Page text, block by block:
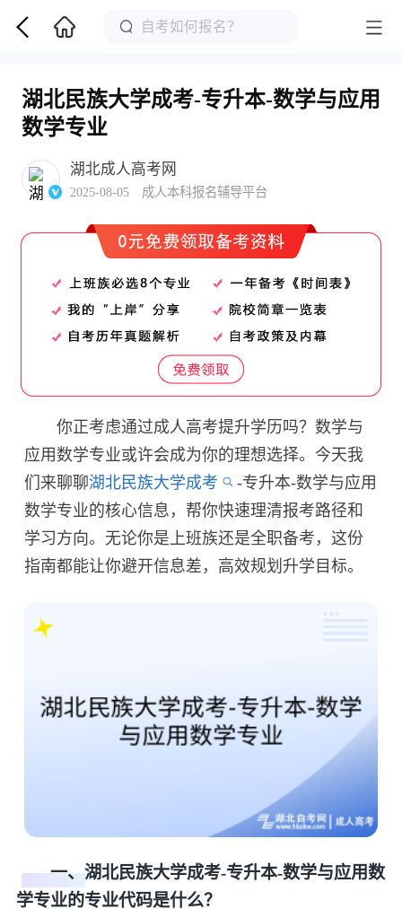
湖北民族大学成考-专升本-数学与应用
数学专业
湖北成人高考网
2025-08-05 成人本科报名辅导平台
你正考虑通过成人高考提升学历吗？数学与
应用数学专业或许会成为你的理想选择。今天我
们来聊聊湖北民族大学成考
-专升本-数学与应用
数学专业的核心信息，帮你快速理清报考路径和
学习方向。无论你是上班族还是全职备考，这份
指南都能让你避开信息差，高效规划升学目标。
一、湖北民族大学成考-专升本-数学与应用数
学专业的专业代码是什么？